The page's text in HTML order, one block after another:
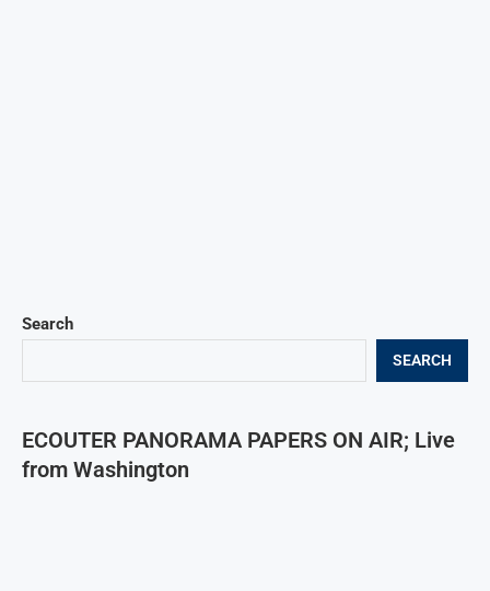
Search
SEARCH
ECOUTER PANORAMA PAPERS ON AIR; Live
from Washington